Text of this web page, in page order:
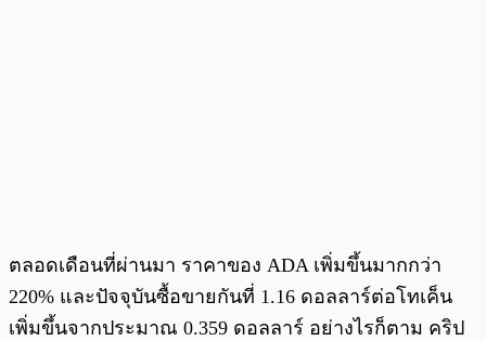
ตลอดเดือนที่ผ่านมา ราคาของ ADA เพิ่มขึ้นมากกว่า
220% และปัจจุบันซื้อขายกันที่ 1.16 ดอลลาร์ต่อโทเค็น
เพิ่มขึ้นจากประมาณ 0.359 ดอลลาร์ อย่างไรก็ตาม คริป